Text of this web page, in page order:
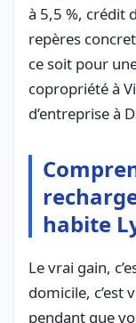
à 5,5 %, crédit
repères
ce soit pour
copropriété à
d’entreprise à
habite
Le vrai gain,
domicile, c’est
pendant que